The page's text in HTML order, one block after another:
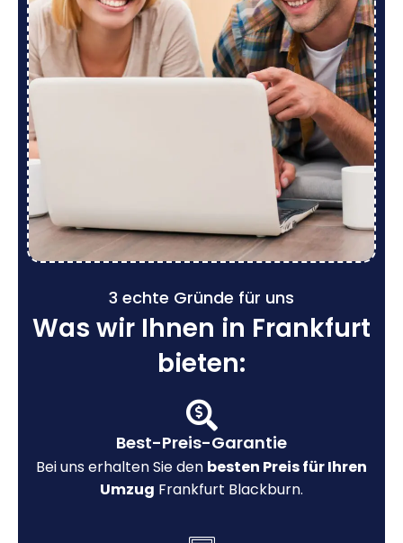
3 echte Gründe für uns
Was wir Ihnen in Frankfurt
bieten:
Best-Preis-Garantie
Bei uns erhalten Sie den besten Preis für Ihren
Umzug Frankfurt Blackburn.